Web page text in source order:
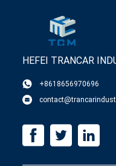
HEFEI TRANCAR
+8618656970696